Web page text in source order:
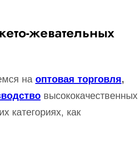
жевательных
на оптовая торговля,
высококачественных
категориях, как